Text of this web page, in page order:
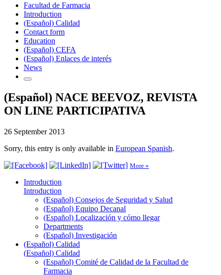
Facultad de Farmacia
Introduction
(Español) Calidad
Contact form
Education
(Español) CEFA
(Español) Enlaces de interés
News
(Español) NACE BEEVOZ, REVISTA
ON LINE PARTICIPATIVA
26 September 2013
Sorry, this entry is only available in European Spanish.
More »
Introduction
Introduction
(Español) Consejos de Seguridad y Salud
(Español) Equipo Decanal
(Español) Localización y cómo llegar
Departments
(Español) Investigación
(Español) Calidad
(Español) Calidad
(Español) Comité de Calidad de la Facultad de
Farmacia